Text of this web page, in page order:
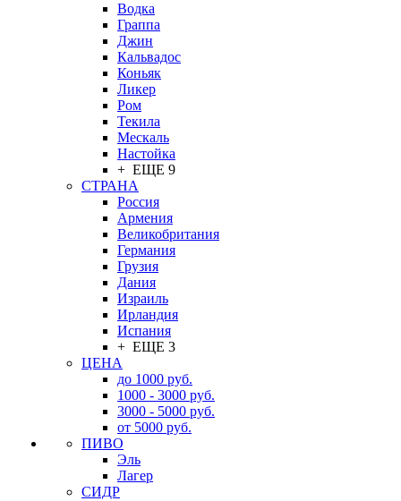
Водка
Граппа
Джин
Кальвадос
Коньяк
Ликер
Ром
Текила
Мескаль
Настойка
+ ЕЩЕ 9
СТРАНА
Россия
Армения
Великобритания
Германия
Грузия
Дания
Израиль
Ирландия
Испания
+ ЕЩЕ 3
ЦЕНА
до 1000 руб.
1000 - 3000 руб.
3000 - 5000 руб.
от 5000 руб.
ПИВО
Эль
Лагер
СИДР